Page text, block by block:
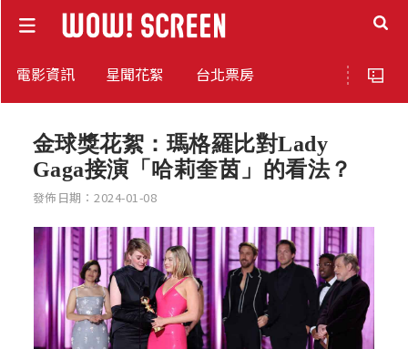
電影資訊 星聞花絮 台北票房
金球獎花絮：瑪格羅比對Lady
Gaga接演「哈莉奎茵」的看法？
發佈日期：2024-01-08